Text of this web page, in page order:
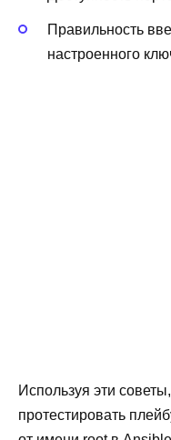
Правильность
настроенного
Используя эти
протестировать